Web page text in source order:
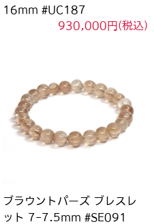
16mm #UC187
930,000円(税込)
ブラウントパーズ ブレスレ
ット 7-7.5mm #SE091